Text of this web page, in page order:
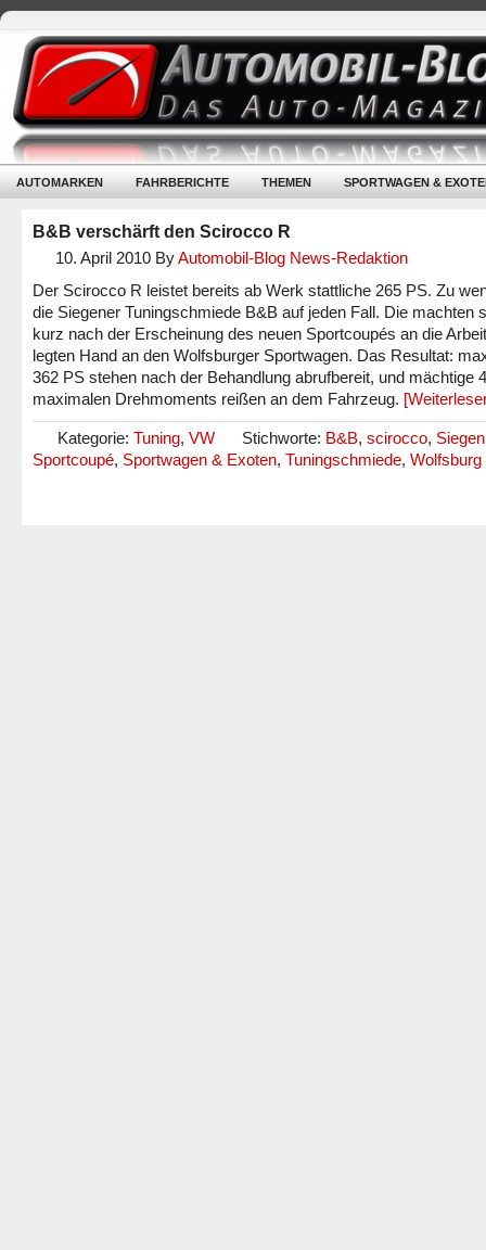
AUTOMARKEN FAHRBERICHTE THEMEN SPORTWAGEN &
B&B verschärft den Scirocco R
10. April 2010 ByAutomobil-Blog News-Redaktion
Der Scirocco R leistet bereits ab Werk stattliche 265 PS. Zu
die Siegener Tuningschmiede B&B auf jeden Fall. Die machten
kurz nach der Erscheinung des neuen Sportcoupés an die
legten Hand an den Wolfsburger Sportwagen. Das Resultat:
362 PS stehen nach der Behandlung abrufbereit, und mächtige
maximalen Drehmoments reißen an dem Fahrzeug.
Kategorie: Tuning, VW Stichworte: B&B, scirocco, Siegen
Sportcoupé, Sportwagen & Exoten, Tuningschmiede, Wolfsburg